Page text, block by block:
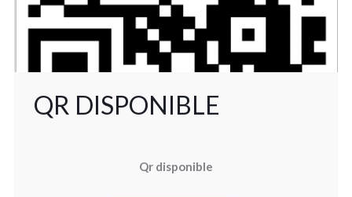
QR DISPONIBLE
Qr disponible